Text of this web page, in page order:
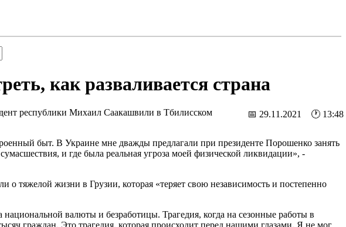
как разваливается страна
📅 29.11.2021 🕐 13:48
республики Михаил Саакашвили в Тбилисском
быт. В Украине мне дважды предлагали при президенте Порошенко занять
и где была реальная угроза моей физической ликвидации», -
о тяжелой жизни в Грузии, которая «теряет свою независимость и постепенно
валюты и безработицы. Трагедия, когда на сезонные работы в